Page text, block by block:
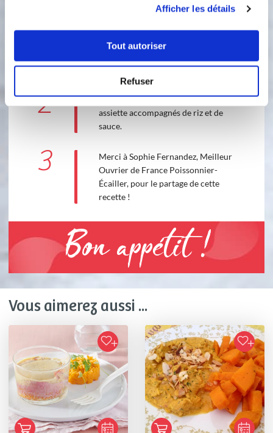
Afficher les détails
Tout autoriser
Refuser
puis programmez 10 minutes - 120°C
10min
2
2
Servez 2 morceaux de poisson par
assiette accompagnés de riz et de
sauce.
3
Merci à Sophie Fernandez, Meilleur
Ouvrier de France Poissonnier-
Écailler, pour le partage de cette
recette !
Bon appétit !
Vous aimerez aussi ...